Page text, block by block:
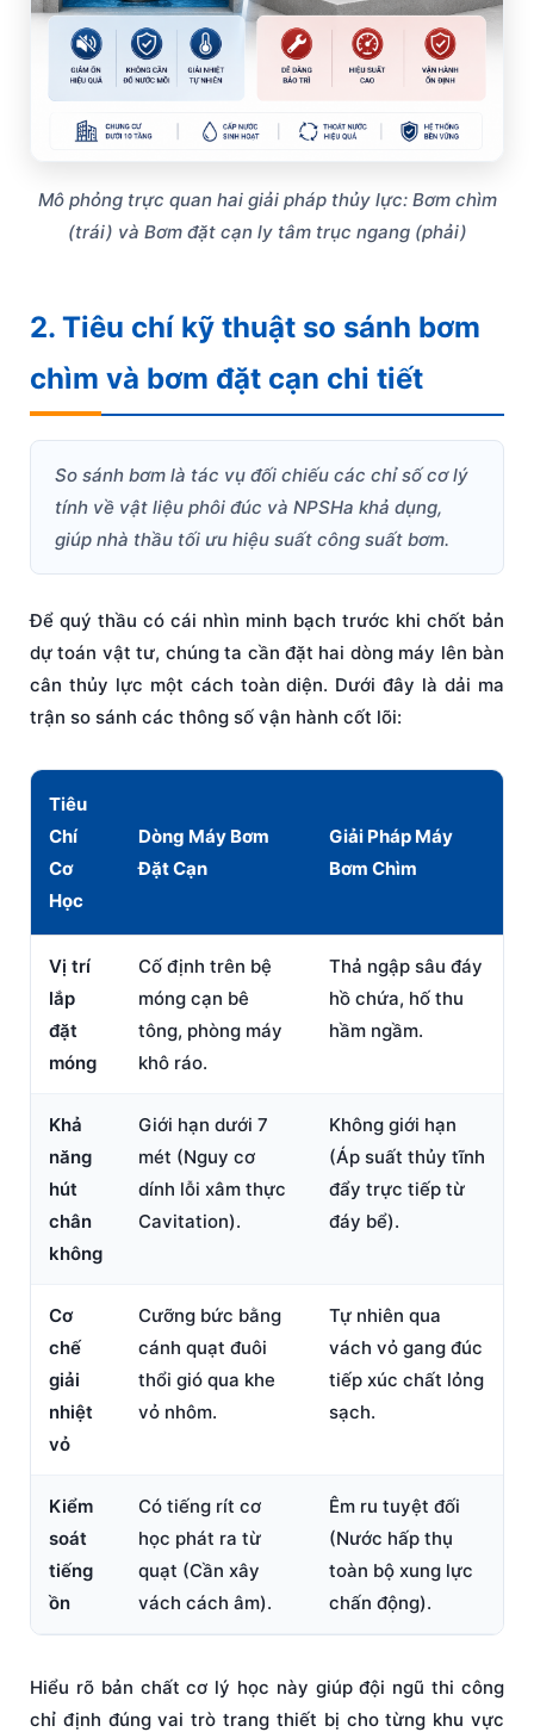
Mô phỏng trực quan hai giải pháp thủy lực: Bơm chìm
(trái) và Bơm đặt cạn ly tâm trục ngang (phải)
2. Tiêu chí kỹ thuật so sánh bơm
chìm và bơm đặt cạn chi tiết
So sánh bơm là tác vụ đối chiếu các chỉ số cơ lý
tính về vật liệu phôi đúc và NPSHa khả dụng,
giúp nhà thầu tối ưu hiệu suất công suất bơm.
Để quý thầu có cái nhìn minh bạch trước khi chốt bản
dự toán vật tư, chúng ta cần đặt hai dòng máy lên bàn
cân thủy lực một cách toàn diện. Dưới đây là dải ma
trận so sánh các thông số vận hành cốt lõi:
Tiêu
Chí
Cơ
Học
Dòng Máy Bơm
Đặt Cạn
Giải Pháp Máy
Bơm Chìm
Vị trí
lắp
đặt
móng
Cố định trên bệ
móng cạn bê
tông, phòng máy
khô ráo.
Thả ngập sâu đáy
hồ chứa, hố thu
hầm ngầm.
Khả
năng
hút
chân
không
Giới hạn dưới 7
mét (Nguy cơ
dính lỗi xâm thực
Cavitation).
Không giới hạn
(Áp suất thủy tĩnh
đẩy trực tiếp từ
đáy bể).
Cơ
chế
giải
nhiệt
vỏ
Cưỡng bức bằng
cánh quạt đuôi
thổi gió qua khe
vỏ nhôm.
Tự nhiên qua
vách vỏ gang đúc
tiếp xúc chất lỏng
sạch.
Kiểm
soát
tiếng
ồn
Có tiếng rít cơ
học phát ra từ
quạt (Cần xây
vách cách âm).
Êm ru tuyệt đối
(Nước hấp thụ
toàn bộ xung lực
chấn động).
Hiểu rõ bản chất cơ lý học này giúp đội ngũ thi công
chỉ định đúng vai trò trang thiết bị cho từng khu vực